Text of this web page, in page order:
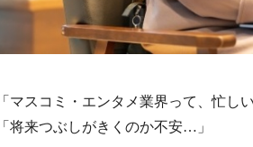
「マスコミ・エンタメ業界って、忙し
「将来つぶしがきくのか不安…」